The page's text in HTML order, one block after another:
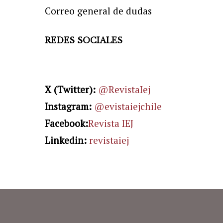
Correo general de dudas
REDES SOCIALES
X (Twitter): @RevistaIej
Instagram: @evistaiejchile
Facebook:Revista IEJ
Linkedin: revistaiej